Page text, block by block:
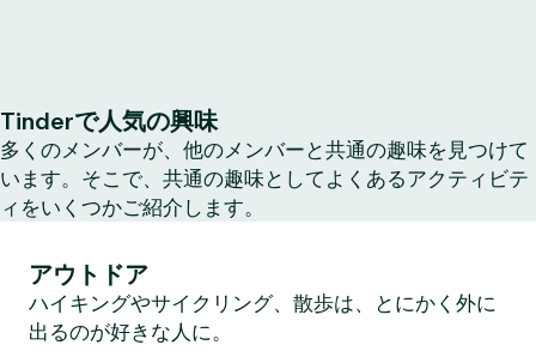
Tinderで人気の興味
多くのメンバーが、他のメンバーと共通の趣味を見つけて
います。そこで、共通の趣味としてよくあるアクティビテ
ィをいくつかご紹介します。
アウトドア
ハイキングやサイクリング、散歩は、とにかく外に
出るのが好きな人に。